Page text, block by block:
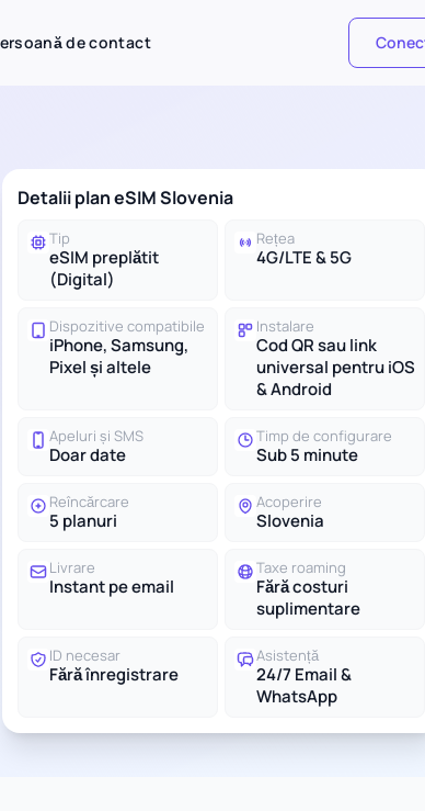
de contact
Detalii plan eSIM Slovenia
Tip
eSIM preplătit
(Digital)
Rețea
4G/LTE & 5G
Dispozitive compatibile
iPhone, Samsung,
Pixel și altele
Instalare
Cod QR sau link
universal pentru iOS
& Android
Apeluri și SMS
Doar date
Timp de configurare
Sub 5 minute
Reîncărcare
5 planuri
Acoperire
Slovenia
Livrare
Instant pe email
Taxe roaming
Fără costuri
suplimentare
ID necesar
Fără înregistrare
Asistență
24/7 Email &
WhatsApp